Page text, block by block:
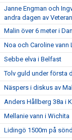
Janne Engman och
andra dagen av
Malin över 6 meter i
Noa och Caroline
Sebbe elva i Belfast
Tolv guld under första
Näspers i diskus av
Anders Hållberg 38a i
Mellanie vann i Wichita
Lidingö 1500m på